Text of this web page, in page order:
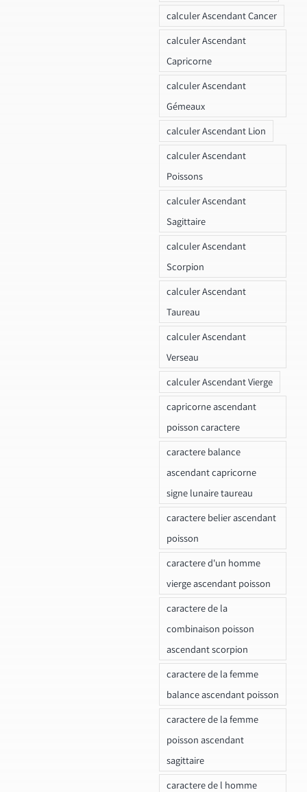
calculer Ascendant Cancer
calculer Ascendant
Capricorne
calculer Ascendant
Gémeaux
calculer Ascendant Lion
calculer Ascendant
Poissons
calculer Ascendant
Sagittaire
calculer Ascendant
Scorpion
calculer Ascendant
Taureau
calculer Ascendant
Verseau
calculer Ascendant Vierge
capricorne ascendant
poisson caractere
caractere balance
ascendant capricorne
signe lunaire taureau
caractere belier ascendant
poisson
caractere d'un homme
vierge ascendant poisson
caractere de la
combinaison poisson
ascendant scorpion
caractere de la femme
balance ascendant poisson
caractere de la femme
poisson ascendant
sagittaire
caractere de l homme